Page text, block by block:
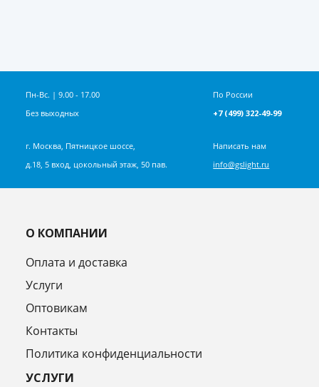
По России
+7 (499) 322-49-99
Пн-Вс. | 9.00 - 17.00
Без выходных
Написать нам
info@gslight.ru
г. Москва, Пятницкое шоссе,
д.18, 5 вход, цокольный этаж, 50 пав.
О КОМПАНИИ
Оплата и доставка
Услуги
Оптовикам
Контакты
Политика конфиденциальности
УСЛУГИ